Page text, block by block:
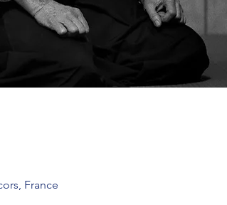
France